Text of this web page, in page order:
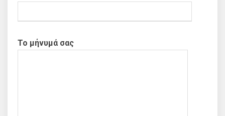
Το μήνυμά σας